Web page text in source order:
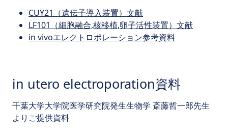
CUY21（遺伝子導入装置）文献
LF101（細胞融合,核移植,卵子活性装置）文献
in vivoエレクトロポレーション参考資料
in utero electroporation資料
千葉大学大学院医学研究院発生生物学 斎藤哲一郎先生
よりご提供資料